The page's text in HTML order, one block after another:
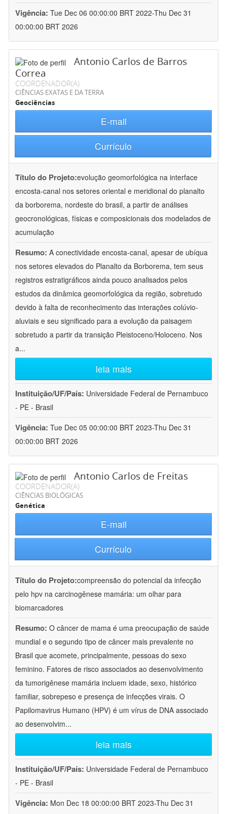
Vigência: Tue Dec 06 00:00:00 BRT 2022-Thu Dec 31
00:00:00 BRT 2026
Antonio Carlos de Barros
Correa
COORDENADOR(A)
CIÊNCIAS EXATAS E DA TERRA
Geociências
E-mail
Currículo
Título do Projeto:evolução geomorfológica na interface
encosta-canal nos setores oriental e meridional do planalto
da borborema, nordeste do brasil, a partir de análises
geocronológicas, físicas e composicionais dos modelados de
acumulação
Resumo: A conectividade encosta-canal, apesar de ubíqua
nos setores elevados do Planalto da Borborema, tem seus
registros estratigráficos ainda pouco analisados pelos
estudos da dinâmica geomorfológica da região, sobretudo
devido à falta de reconhecimento das interações colúvio-
aluviais e seu significado para a evolução da paisagem
sobretudo a partir da transição Pleistoceno/Holoceno. Nos
a...
leia mais
Instituição/UF/País: Universidade Federal de Pernambuco
- PE - Brasil
Vigência: Tue Dec 05 00:00:00 BRT 2023-Thu Dec 31
00:00:00 BRT 2026
Antonio Carlos de Freitas
COORDENADOR(A)
CIÊNCIAS BIOLÓGICAS
Genética
E-mail
Currículo
Título do Projeto:compreensão do potencial da infecção
pelo hpv na carcinogênese mamária: um olhar para
biomarcadores
Resumo: O câncer de mama é uma preocupação de saúde
mundial e o segundo tipo de câncer mais prevalente no
Brasil que acomete, principalmente, pessoas do sexo
feminino. Fatores de risco associados ao desenvolvimento
da tumorigênese mamária incluem idade, sexo, histórico
familiar, sobrepeso e presença de infecções virais. O
Papilomavirus Humano (HPV) é um vírus de DNA associado
ao desenvolvim...
leia mais
Instituição/UF/País: Universidade Federal de Pernambuco
- PE - Brasil
Vigência: Mon Dec 18 00:00:00 BRT 2023-Thu Dec 31